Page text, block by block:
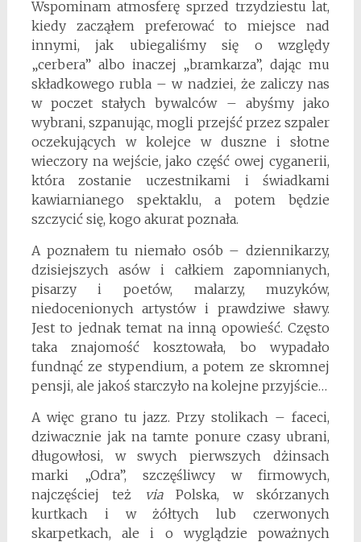
Wspominam atmosferę sprzed trzydziestu lat,
kiedy zacząłem preferować to miejsce nad
innymi, jak ubiegaliśmy się o względy
„cerbera” albo inaczej „bramkarza”, dając mu
składkowego rubla – w nadziei, że zaliczy nas
w poczet stałych bywalców – abyśmy jako
wybrani, szpanując, mogli przejść przez szpaler
oczekujących w kolejce w duszne i słotne
wieczory na wejście, jako część owej cyganerii,
która zostanie uczestnikami i świadkami
kawiarnianego spektaklu, a potem będzie
szczycić się, kogo akurat poznała.
A poznałem tu niemało osób – dziennikarzy,
dzisiejszych asów i całkiem zapomnianych,
pisarzy i poetów, malarzy, muzyków,
niedocenionych artystów i prawdziwe sławy.
Jest to jednak temat na inną opowieść. Często
taka znajomość kosztowała, bo wypadało
fundnąć ze stypendium, a potem ze skromnej
pensji, ale jakoś starczyło na kolejne przyjście…
A więc grano tu jazz. Przy stolikach – faceci,
dziwacznie jak na tamte ponure czasy ubrani,
długowłosi, w swych pierwszych dżinsach
marki „Odra”, szczęśliwcy w firmowych,
najczęściej też
viaPolska, w skórzanych
kurtkach i w żółtych lub czerwonych
skarpetkach, ale i o wyglądzie poważnych